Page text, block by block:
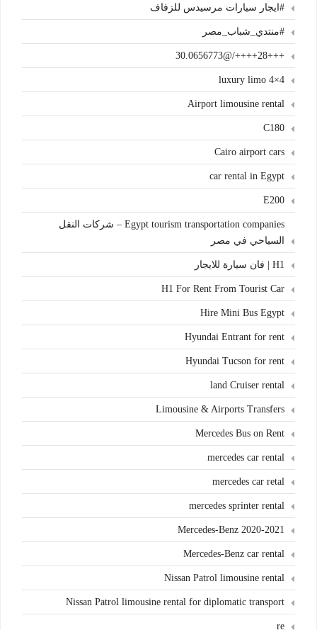
#ايجار سيارات مرسيدس للزفاف
#منتدي_شباب_مصر
+++28++++/@30.0656773
4×4 luxury limo
Airport limousine rental
C180
Cairo airport cars
car rental in Egypt
E200
Egypt tourism transportation companies – شركات النقل
السياحي في مصر
H1 | فان سيارة للايجار
H1 For Rent From Tourist Car
Hire Mini Bus Egypt
Hyundai Entrant for rent
Hyundai Tucson for rent
land Cruiser rental
Limousine & Airports Transfers
Mercedes Bus on Rent
mercedes car rental
mercedes car retal
mercedes sprinter rental
Mercedes-Benz 2020-2021
Mercedes-Benz car rental
Nissan Patrol limousine rental
Nissan Patrol limousine rental for diplomatic transport
re